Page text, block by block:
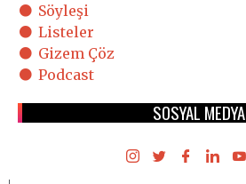
Söyleşi
Listeler
Gizem Çöz
Podcast
SOSYAL MEDYA